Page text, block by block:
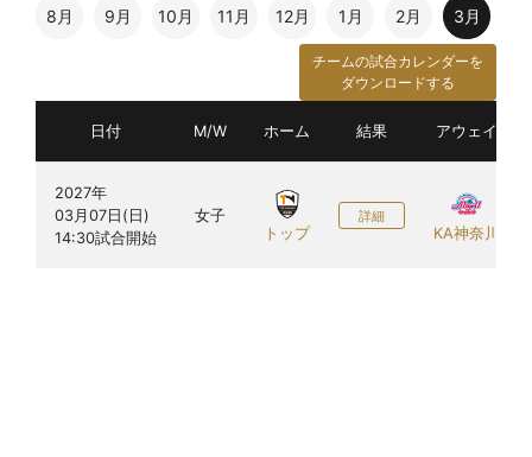
8月 9月 10月 11月 12月 1月 2月 3月
チームの試合カレンダーを
ダウンロードする
日付 M/W ホーム 結果 アウェイ
2027年
03月07日(日)
女子
トップ
詳細
KA神奈川